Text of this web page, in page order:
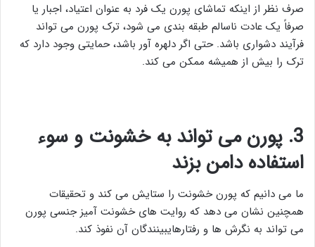
صرف نظر از اینکه تماشای پورن یک فرد به عنوان اعتیاد، اجبار یا
صرفاً یک عادت ناسالم طبقه بندی می شود، ترک پورن می تواند
فرآیند دشواری باشد. حتی اگر دلهره آور باشد، حمایتی وجود دارد که
ترک را بیش از همیشه ممکن می کند.
3
. پورن می تواند به خشونت و سوء
استفاده دامن بزند
ما می دانیم که پورن خشونت را ستایش می کند و تحقیقات
همچنین نشان می دهد که روایت های خشونت آمیز جنسی پورن
می تواند به نگرش ها و رفتارهایبینندگان آن نفوذ کند.